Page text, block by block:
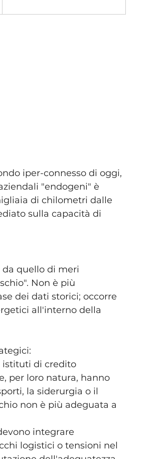
iper-connesso di oggi,
"endogeni" è
di chilometri dalle
sulla capacità di
da quello di meri
Non è più
dei dati storici; occorre
all'interno della
istituti di credito
per loro natura, hanno
la siderurgia o il
non è più adeguata a
integrare
logistici o tensioni nel